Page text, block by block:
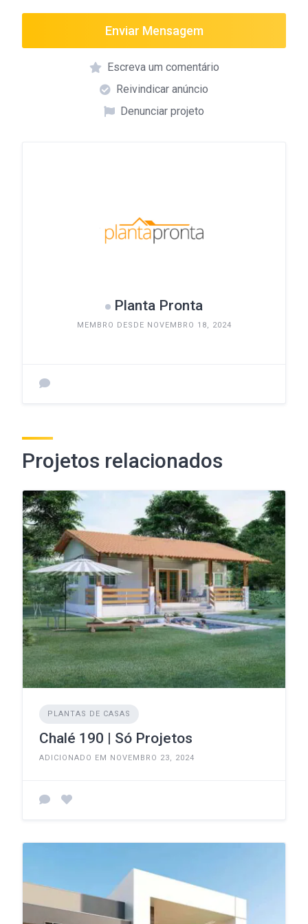
Enviar Mensagem
Escreva um comentário
Reivindicar anúncio
Denunciar projeto
Planta Pronta
MEMBRO DESDE NOVEMBRO 18, 2024
Projetos relacionados
PLANTAS DE CASAS
Chalé 190 | Só Projetos
ADICIONADO EM NOVEMBRO 23, 2024